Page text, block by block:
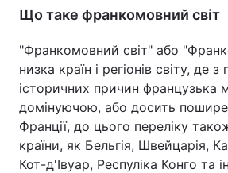
Що таке франкомовний світ
"Франкомовний світ" або
низка країн і регіонів світу, де з
історичних причин французька
домінуючою, або досить
Франції, до цього переліку
країни, як Бельгія, Швейцарія,
Кот-д'Івуар, Респуліка Конго та